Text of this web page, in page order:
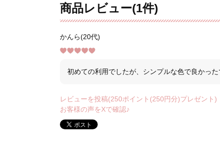
商品レビュー(1件)
かんら(20代)
初めての利用でしたが、シンプルな色で良かっ
レビューを投稿(250ポイント(250円分)プレゼント)
お客様の声をXで確認♪